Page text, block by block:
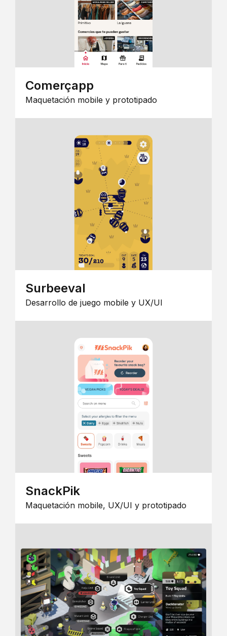
Comerçapp
Maquetación mobile y prototipado
Surbeeval
Desarrollo de juego mobile y UX/UI
SnackPik
Maquetación mobile, UX/UI y prototipado